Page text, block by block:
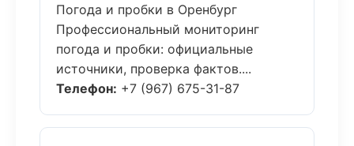
Погода и пробки в Оренбург
Профессиональный мониторинг
погода и пробки: официальные
источники, проверка фактов....
Телефон: +7 (967) 675-31-87